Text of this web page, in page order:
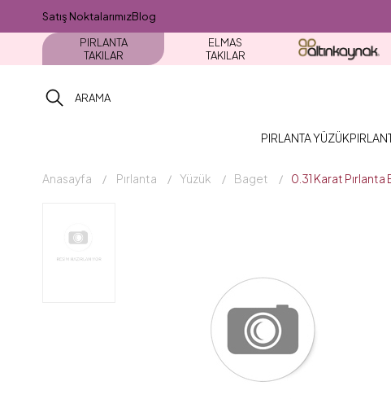
Satış NoktalarımızBlog
PIRLANTA
TAKILAR
ELMAS
TAKILAR
PIRLANTA YÜZÜK
Anasayfa Pırlanta Yüzük Baget 0.31 Karat